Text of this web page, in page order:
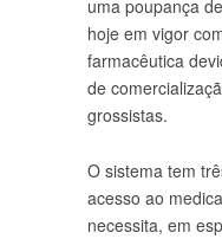
uma poupança
hoje em vigor
farmacêutica
de
grossistas.
O sistema tem
acesso ao
necessita, em